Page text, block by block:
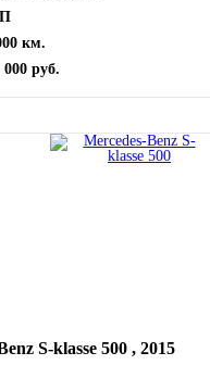
км.
000 руб.
S-klasse 500 , 2015